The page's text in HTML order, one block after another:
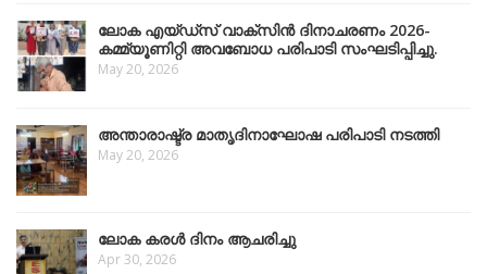
ലോക എയ്ഡ്സ് വാക്സിൻ ദിനാചരണം 2026-
കമ്മ്യൂണിറ്റി അവബോധ പരിപാടി സംഘടിപ്പിച്ചു.
May 20, 2026
അന്താരാഷ്ട്ര മാതൃദിനാഘോഷ പരിപാടി നടത്തി
May 20, 2026
ലോക കരൾ ദിനം ആചരിച്ചു
Apr 30, 2026